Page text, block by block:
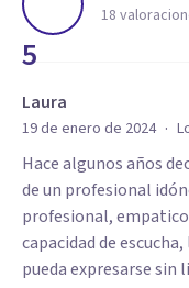
5
18
Laura
19 de enero de 2024 ·
Hace algunos años
de un profesional
profesional,
capacidad de
pueda expresarse sin